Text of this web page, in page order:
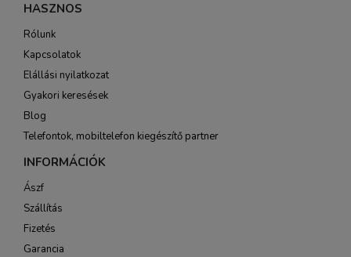
HASZNOS
Rólunk
Kapcsolatok
Elállási nyilatkozat
Gyakori keresések
Blog
Telefontok, mobiltelefon kiegészítő partner
INFORMÁCIÓK
Ászf
Szállítás
Fizetés
Garancia